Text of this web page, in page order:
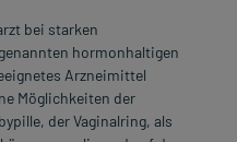
bei starken
hormonhaltigen
Arzneimittel
Möglichkeiten der
der Vaginalring, als